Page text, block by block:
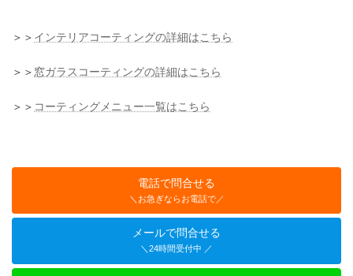
＞＞ インテリアコーティングの詳細はこちら
＞＞ 窓ガラスコーティングの詳細はこちら
＞＞ コーティングメニュー一覧はこちら
電話で問合せる
＼お急ぎならお電話で／
メールで問合せる
＼24時間受付中 ／